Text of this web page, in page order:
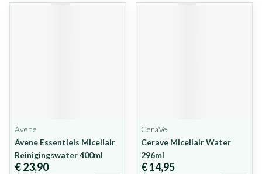
Avene
Avene Essentiels Micellair
Reinigingswater 400ml
€ 23,90
CeraVe
Cerave Micellair Water
296ml
€ 14,95